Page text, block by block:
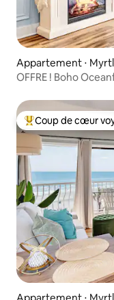
Appartement ⋅
OFFRE ! Boho
Coups de cœur
Coup de cœur
Appartement ⋅